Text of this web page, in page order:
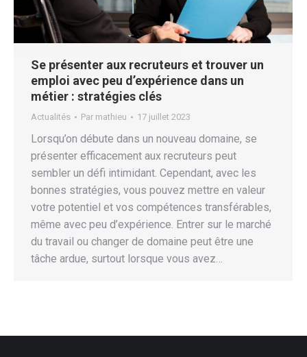
Se présenter aux recruteurs et trouver un
emploi avec peu d’expérience dans un
métier : stratégies clés
Actualités Par mathieu 17 juillet 2023
Lorsqu’on débute dans un nouveau domaine, se
présenter efficacement aux recruteurs peut
sembler un défi intimidant. Cependant, avec les
bonnes stratégies, vous pouvez mettre en valeur
votre potentiel et vos compétences transférables,
même avec peu d’expérience. Entrer sur le marché
du travail ou changer de domaine peut être une
tâche ardue, surtout lorsque vous avez…